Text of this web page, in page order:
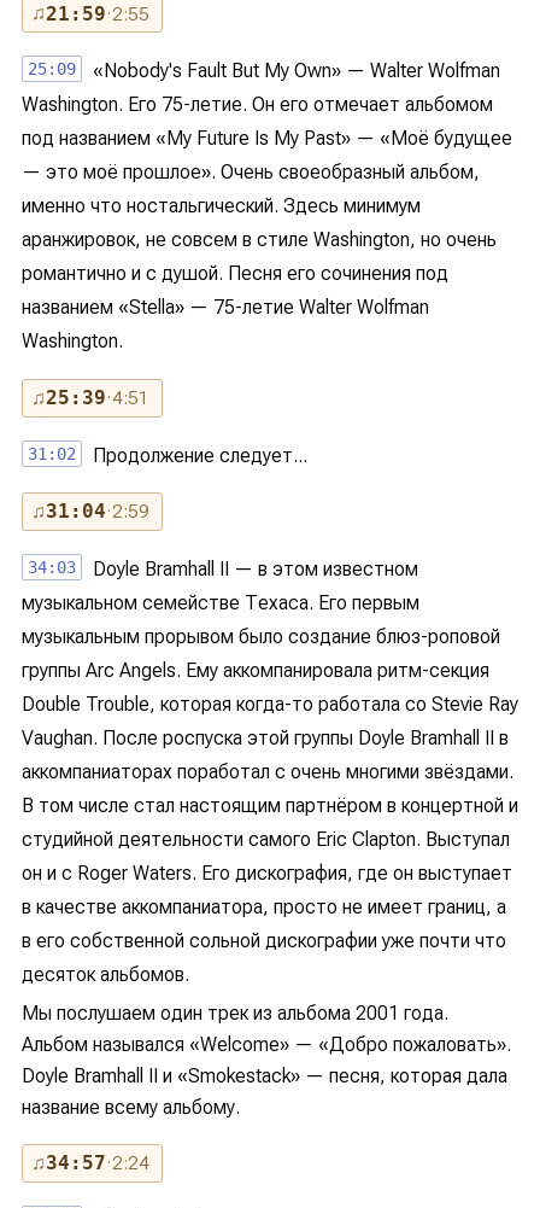
♫21:59· 2:55
25:09
«Nobody's Fault But My Own» — Walter Wolfman
Washington. Его 75-летие. Он его отмечает альбомом
под названием «My Future Is My Past» — «Моё будущее
— это моё прошлое». Очень своеобразный альбом,
именно что ностальгический. Здесь минимум
аранжировок, не совсем в стиле Washington, но очень
романтично и с душой. Песня его сочинения под
названием «Stella» — 75-летие Walter Wolfman
Washington.
♫25:39· 4:51
31:02 Продолжение следует...
♫31:04· 2:59
34:03
Doyle Bramhall II — в этом известном
музыкальном семействе Техаса. Его первым
музыкальным прорывом было создание блюз-роповой
группы Arc Angels. Ему аккомпанировала ритм-секция
Double Trouble, которая когда-то работала со Stevie Ray
Vaughan. После роспуска этой группы Doyle Bramhall II в
аккомпаниаторах поработал с очень многими звёздами.
В том числе стал настоящим партнёром в концертной и
студийной деятельности самого Eric Clapton. Выступал
он и с Roger Waters. Его дискография, где он выступает
в качестве аккомпаниатора, просто не имеет границ, а
в его собственной сольной дискографии уже почти что
десяток альбомов.
Мы послушаем один трек из альбома 2001 года.
Альбом назывался «Welcome» — «Добро пожаловать».
Doyle Bramhall II и «Smokestack» — песня, которая дала
название всему альбому.
♫34:57· 2:24